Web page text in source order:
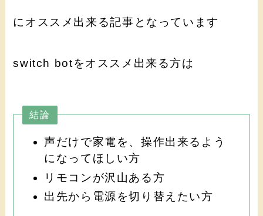
にオススメ出来る記事となっています
switch botをオススメ出来る方は
結論
声だけで家電を、操作出来るよう
になってほしい方
リモコンが沢山ある方
出先から電源を切り替えたい方